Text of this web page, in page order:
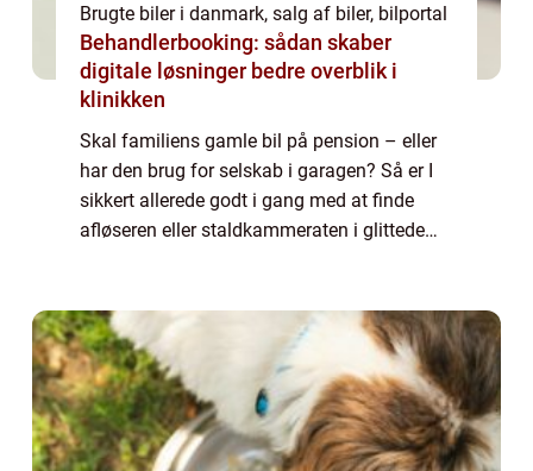
Brugte biler i danmark, salg af biler, bilportal
Behandlerbooking: sådan skaber
digitale løsninger bedre overblik i
klinikken
Skal familiens gamle bil på pension – eller
har den brug for selskab i garagen? Så er I
sikkert allerede godt i gang med at finde
afløseren eller staldkammeraten i glittede